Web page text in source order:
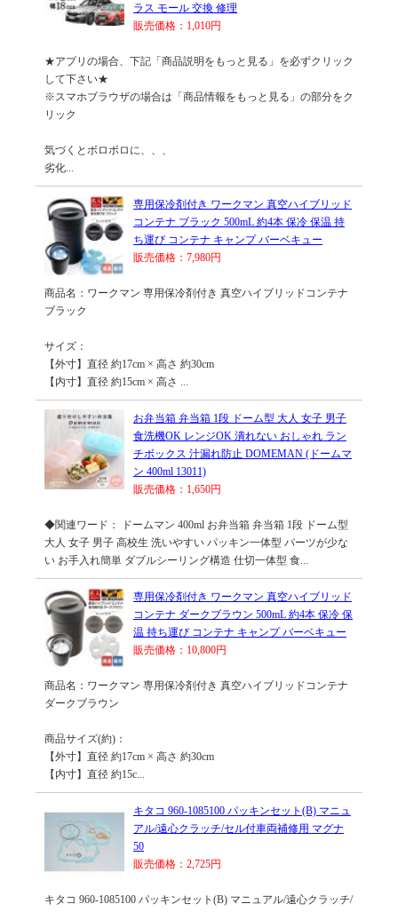
ラス モール 交換 修理
販売価格：1,010円
★アプリの場合、下記「商品説明をもっと見る」を必ずクリック
して下さい★
※スマホブラウザの場合は「商品情報をもっと見る」の部分をク
リック
気づくとボロボロに、、、
劣化...
専用保冷剤付き ワークマン 真空ハイブリッド
コンテナ ブラック 500mL 約4本 保冷 保温 持
ち運び コンテナ キャンプ バーベキュー
販売価格：7,980円
商品名：ワークマン 専用保冷剤付き 真空ハイブリッドコンテナ
ブラック
サイズ：
【外寸】直径 約17cm × 高さ 約30cm
【内寸】直径 約15cm × 高さ ...
お弁当箱 弁当箱 1段 ドーム型 大人 女子 男子
食洗機OK レンジOK 潰れない おしゃれ ラン
チボックス 汁漏れ防止 DOMEMAN (ドームマ
ン 400ml 13011)
販売価格：1,650円
◆関連ワード： ドームマン 400ml お弁当箱 弁当箱 1段 ドーム型
大人 女子 男子 高校生 洗いやすい パッキン一体型 パーツが少な
い お手入れ簡単 ダブルシーリング構造 仕切一体型 食...
専用保冷剤付き ワークマン 真空ハイブリッド
コンテナ ダークブラウン 500mL 約4本 保冷 保
温 持ち運び コンテナ キャンプ バーベキュー
販売価格：10,800円
商品名：ワークマン 専用保冷剤付き 真空ハイブリッドコンテナ
ダークブラウン
商品サイズ(約)：
【外寸】直径 約17cm × 高さ 約30cm
【内寸】直径 約15c...
キタコ 960-1085100 パッキンセット(B) マニュ
アル/遠心クラッチ/セル付車両補修用 マグナ
50
販売価格：2,725円
キタコ 960-1085100 パッキンセット(B) マニュアル/遠心クラッチ/